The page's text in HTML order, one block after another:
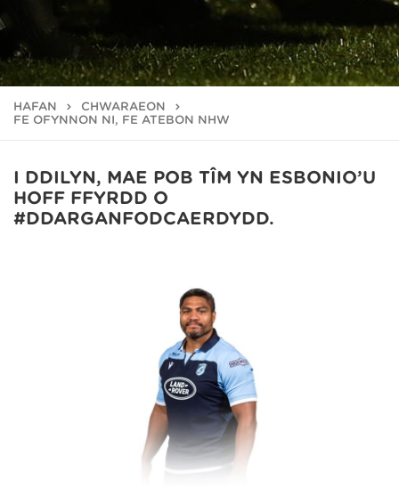
HAFAN
CHWARAEON
FE OFYNNON NI, FE ATEBON NHW
I DDILYN, MAE POB TÎM YN ESBONIO’U
HOFF FFYRDD O
#DDARGANFODCAERDYDD.